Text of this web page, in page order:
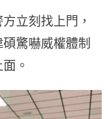
立刻找上門，
驚嚇威權體制
。